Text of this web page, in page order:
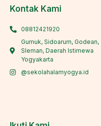
Kontak Kami
08812421920
Gumuk, Sidoarum, Godean,
Sleman, Daerah Istimewa
Yogyakarta
@sekolahalamyogya.id